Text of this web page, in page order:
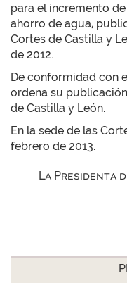
para el incremento
ahorro de agua,
Cortes de Castilla y
de 2012.
De conformidad con
ordena su
de Castilla y León.
En la sede de las
febrero de 2013.
La Presidenta